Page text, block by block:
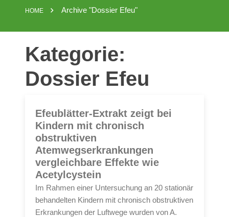
HOME Archive "Dossier Efeu"
Kategorie:
Dossier Efeu
Efeublätter-Extrakt zeigt bei
Kindern mit chronisch
obstruktiven
Atemwegserkrankungen
vergleichbare Effekte wie
Acetylcystein
Im Rahmen einer Untersuchung an 20 stationär
behandelten Kindern mit chronisch obstruktiven
Erkrankungen der Luftwege wurden von A.